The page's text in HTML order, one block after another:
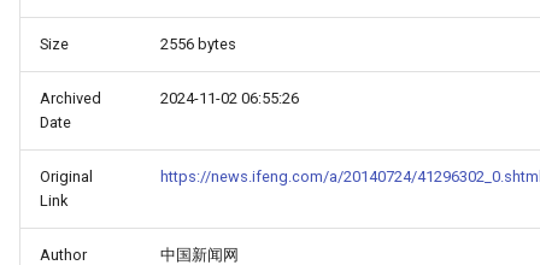
Size 2556 bytes
Archived
Date
2024-11-02 06:55:26
Original
Link
https://news.ifeng.com/a/20140724/
Author 中国新闻网